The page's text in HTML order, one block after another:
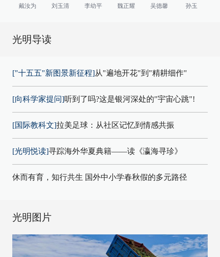
戴汝为
刘玉清 李幼平 魏正耀 吴德馨 孙玉
光明导读
["十五五"新图景新征程]从"遍地开花"到"精耕细作"
[向科学家提问]听到了吗?这是银河深处的"宇宙心跳"!
[国际教科文]拉美足球：从社区记忆到情感共振
[光明悦读]寻踪海外华夏典籍——读《瀛海寻珍》
休而有育，知行共生 国外中小学春秋假的多元路径
光明图片